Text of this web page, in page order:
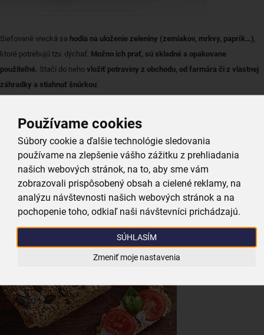
Používame cookies
Súbory cookie a ďalšie technológie sledovania
používame na zlepšenie vášho zážitku z prehliadania
našich webových stránok, na to, aby sme vám
zobrazovali prispôsobený obsah a cielené reklamy, na
analýzu návštevnosti našich webových stránok a na
pochopenie toho, odkiaľ naši návštevníci prichádzajú.
SÚHLASÍM
Zmeniť moje nastavenia
Sieťované vrecká sa hodia na uloženie zeleniny (zemiakov, mrkvy, paprík…)
ktoré potrebujú tzv. dýchať. Možno ich prať, sú skladné a opakovane
použiteľné. Stačí do neho vložiť potraviny z obchodu, od farmára či z vlastnej
záhradky a stiahnuť šnúrkou
OŠATKY NA KYSNUTIE DOMÁCEHO CHLEBA
je žiadna veda, stačí to len skúsiť